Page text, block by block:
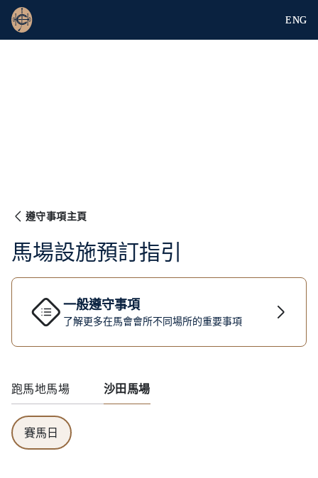
ENG
遵守事項主頁
馬場設施預訂指引
一般遵守事項
了解更多在馬會會所不同場所的重要事項
跑馬地馬場 沙田馬場
賽馬日